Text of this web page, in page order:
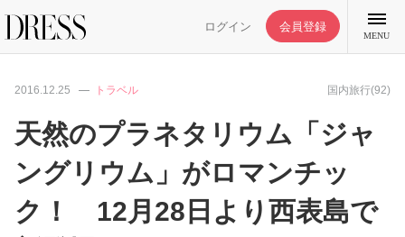
ログイン 会員登録
MENU
特集記事
DRESS部活
2016.12.25 トラベル 国内旅行(92)
天然のプラネタリウム「ジャ
ングリウム」がロマンチッ
ク！ 12月28日より西表島で